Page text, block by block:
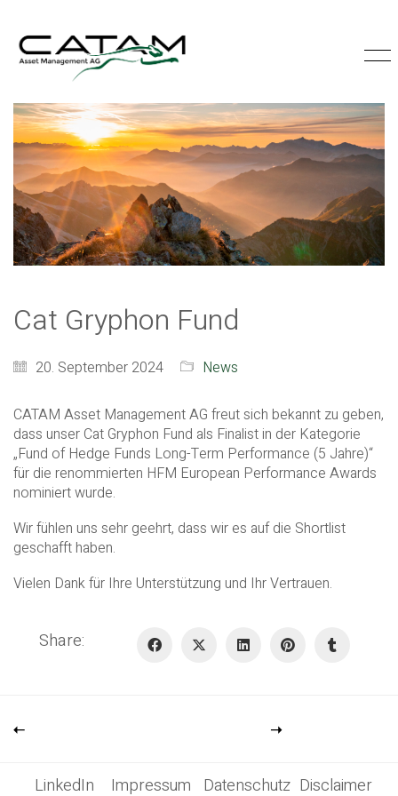
Cat Gryphon Fund
20. September 2024 News
CATAM Asset Management AG freut sich bekannt zu geben,
dass unser Cat Gryphon Fund als Finalist in der Kategorie
„Fund of Hedge Funds Long-Term Performance (5 Jahre)“
für die renommierten HFM European Performance Awards
nominiert wurde.
Wir fühlen uns sehr geehrt, dass wir es auf die Shortlist
geschafft haben.
Vielen Dank für Ihre Unterstützung und Ihr Vertrauen.
Share:
LinkedIn Impressum Datenschutz Disclaimer